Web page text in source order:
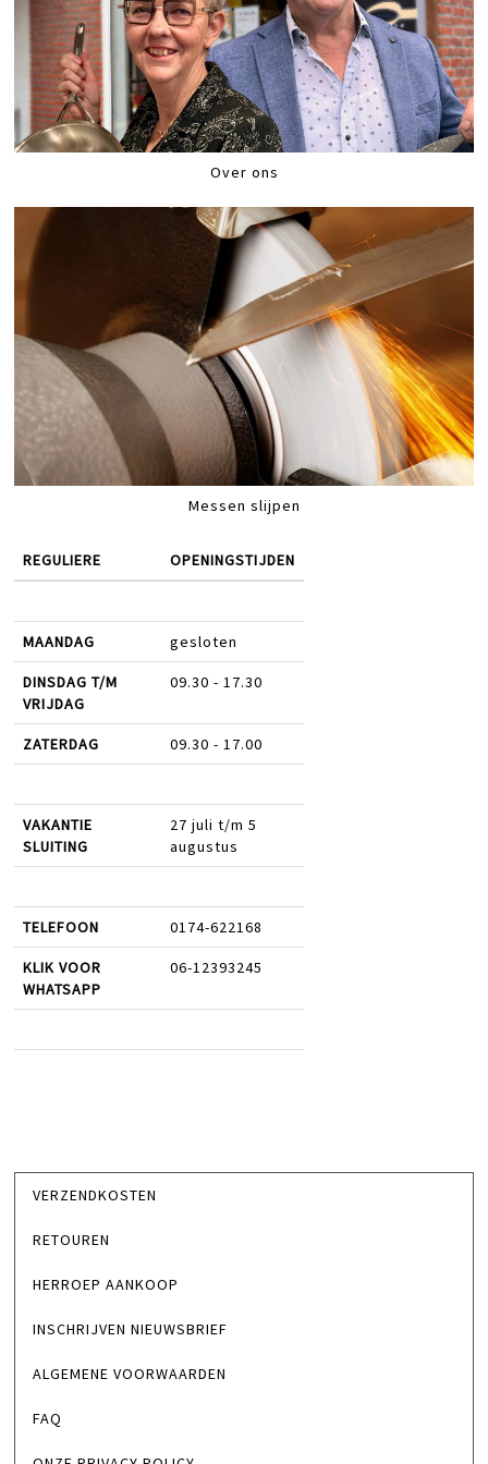
Over ons
Messen slijpen
REGULIERE OPENINGSTIJDEN
MAANDAG gesloten
DINSDAG T/M
VRIJDAG
09.30 - 17.30
ZATERDAG 09.30 - 17.00
VAKANTIE
SLUITING
27 juli t/m 5
augustus
TELEFOON 0174-622168
KLIK VOOR
WHATSAPP
06-12393245
VERZENDKOSTEN
RETOUREN
HERROEP AANKOOP
INSCHRIJVEN NIEUWSBRIEF
ALGEMENE VOORWAARDEN
FAQ